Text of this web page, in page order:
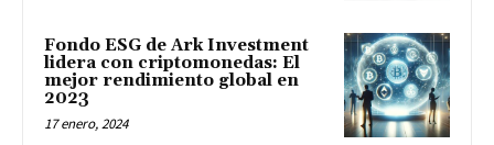
Fondo ESG de Ark Investment
lidera con criptomonedas: El
mejor rendimiento global en
2023
17 enero, 2024